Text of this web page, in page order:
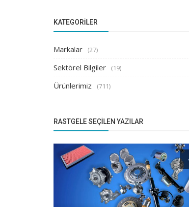
KATEGORILER
Markalar (27)
Sektörel Bilgiler (19)
Ürünlerimiz (711)
RASTGELE SEÇILEN YAZILAR